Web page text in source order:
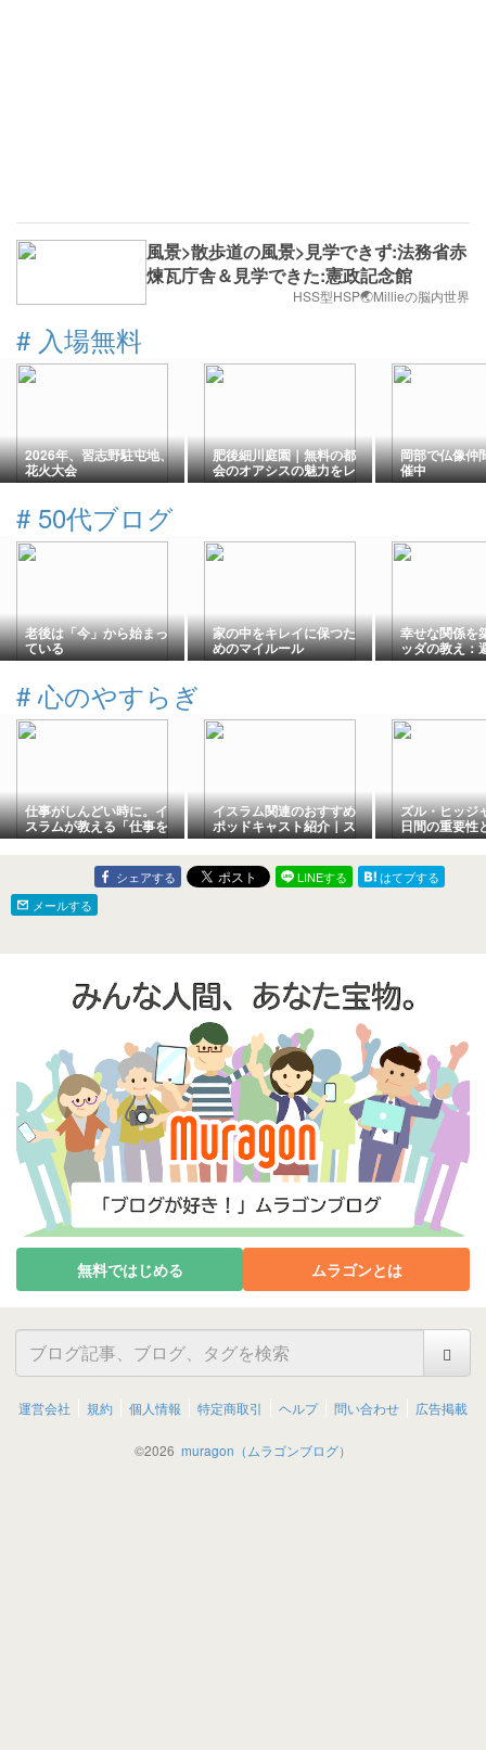
風景>散歩道の風景>見学できず:法務省赤
煉瓦庁舎＆見学できた:憲政記念館
HSS型HSP🌏Millieの脳内世界
# 入場無料
2026年、習志野駐屯地、
花火大会
肥後細川庭園｜無料の都
会のオアシスの魅力をレ
ポート
岡部で仏像仲
催中
# 50代ブログ
老後は「今」から始まっ
ている
家の中をキレイに保つた
めのマイルール
幸せな関係を
ッダの教え：
つの心の欠如
# 心のやすらぎ
仕事がしんどい時に。イ
スラムが教える「仕事を
信仰に変える」働き方
イスラム関連のおすすめ
ポッドキャスト紹介｜ス
キマ時間に聴きたい番組
まとめ
ズル・ヒッジ
日間の重要性
｜アラファ・
ド
シェアする LINEする
はてブする
メールする
無料ではじめる ムラゴンとは
運営会社 規約 個人情報 特定商取引 ヘルプ 問い合わせ 広告掲載
©2026 muragon（ムラゴンブログ）